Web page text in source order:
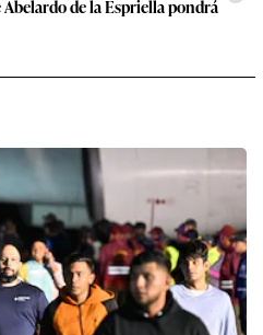
de la Espriella pondrá